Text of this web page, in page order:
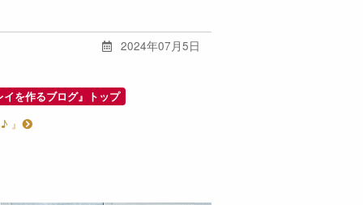
2024年07月5日
イを作るブログ』トップ
』